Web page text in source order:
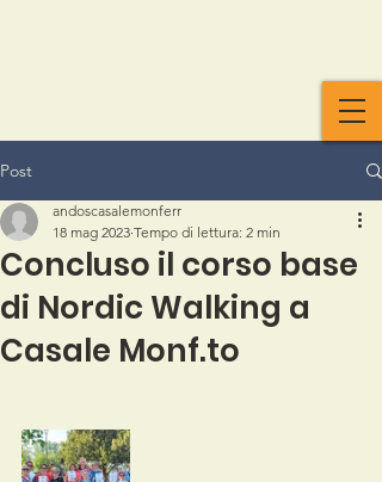
Post
Concluso il corso base
di Nordic Walking a
Casale Monf.to
andoscasalemonferr
18 mag 2023 Tempo di lettura: 2 min